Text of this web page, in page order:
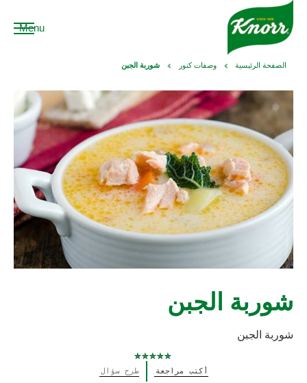
Menu
الصفحة الرئيسية وصفات كنور شوربة الجبن
شوربة الجبن
شوربة الجبن
يتم
أكتب مراجعة طرح سؤال